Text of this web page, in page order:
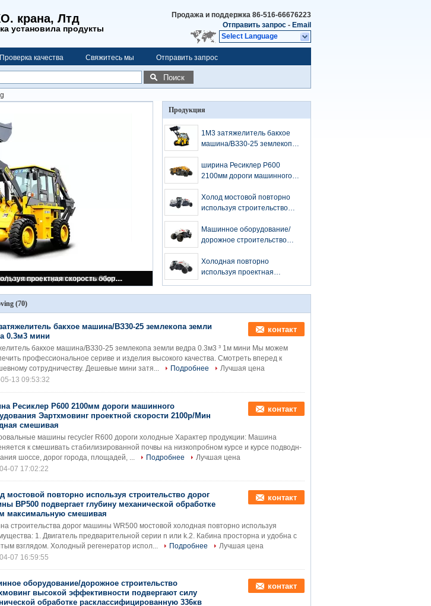
крана, Лтд
установила продукты
Продажа и поддержка 86-516-66676223
Отправить запрос - Email
Select Language
Проверка качества Свяжитесь мы Отправить запрос
Поиск
1М3 затяжелитель бакхое машина/ВЗ30-25 землекопа земли ведра 0.3м3 мини
Продукция
1М3 затяжелитель бакхое
машина/ВЗ30-25 землекопа
ширина Ресиклер Р600
2100мм дороги машинного
проектной скорости 2100р/
Мин холодная смешивая
Холод мостовой повторно
используя строительство
подвергает глубину
механической обработке
смешивая
Машинное оборудование/
дорожное строительство
эффективности подвергают
силу механической
расклассифицированную
Холодная повторно
используя проектная
2100р/Мин строительства
(70)
бакхое машина/ВЗ30-25 землекопа земли
0.3м3 мини
контакт
бакхое машина/ВЗ30-25 землекопа земли ведра 0.3м3 ³ 1м мини Мы можем
профессиональное сериве и изделия высокого качества. Смотреть вперед к
сотрудничеству. Дешевые мини затя...
Подробнее
Лучшая цена
13 09:53:32
Ресиклер Р600 2100мм дороги машинного
Эартхмовинг проектной скорости 2100р/Мин
смешивая
контакт
машины recycler R600 дороги холодные Характер продукции: Машина
к смешивать стабилизированной почвы на низкопробном курсе и курсе подводн-
шоссе, дорог города, площадей, ...
Подробнее
Лучшая цена
07 17:02:22
мостовой повторно используя строительство дорог
ВР500 подвергает глубину механической обработке
максимальную смешивая
контакт
строительства дорог машины WR500 мостовой холодная повторно используя
1. Двигатель предварительной серии n или k.2. Кабина просторна и удобна с
взглядом. Холодный регенератор испол...
Подробнее
Лучшая цена
07 16:59:55
оборудование/дорожное строительство
высокой эффективности подвергают силу
обработке расклассифицированную 336кв
контакт